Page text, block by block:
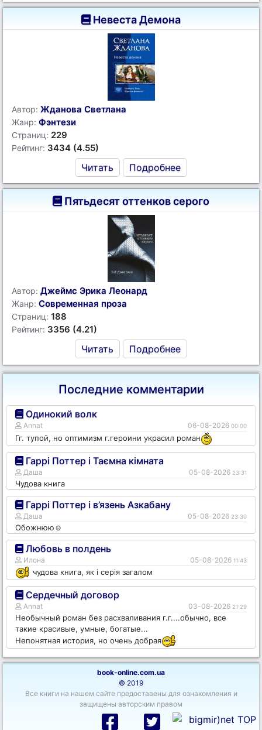
Невеста Демона
Автор: Жданова Светлана
Жанр: Фэнтези
Страниц: 229
Рейтинг: 3434 (4.55)
Читать Подробнее
Пятьдесят оттенков серого
Автор: Джеймс Эрика Леонард
Жанр: Современная проза
Страниц: 188
Рейтинг: 3356 (4.21)
Читать Подробнее
Последние комментарии
Одинокий волк
Annat 06-08-2026 00:00
Гг. тупой, но оптимизм г.героини украсил роман
Гаррі Поттер і Таємна кімната
Даша 05-08-2026 23:31
Чудова книга
Гаррі Поттер і в’язень Азкабану
Даша 05-08-2026 23:30
Обожнюю☺️
Любовь в полдень
Илона 05-08-2026 11:43
чудова книга, як і серія загалом
Сердечный договор
Annat 03-08-2026 21:29
Необычный роман без расхваливания г.г....обычно, все
такие красивые, умные, богатые...
Непонятная история, но очень добрая
book-online.com.ua
© 2019
Все книги на нашем сайте предоставены для ознакомления и
защищены авторским правом